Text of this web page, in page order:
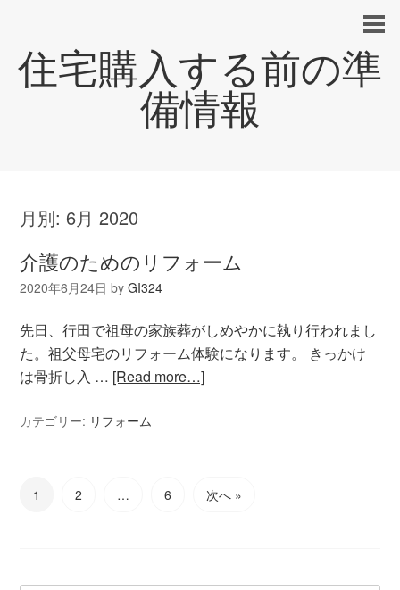
住宅購入する前の準
備情報
月別: 6月 2020
介護のためのリフォーム
2020年6月24日 byGI324
先日、行田で祖母の家族葬がしめやかに執り行われまし
た。祖父母宅のリフォーム体験になります。 きっかけ
は骨折し入 … [Read more…]
カテゴリー: リフォーム
1 2 … 6 次へ »